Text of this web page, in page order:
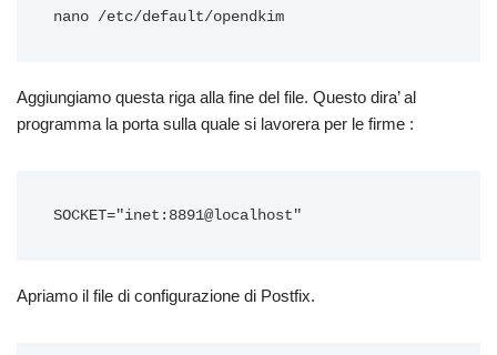
Aggiungiamo questa riga alla fine del file. Questo dira’ al
programma la porta sulla quale si lavorera per le firme :
Apriamo il file di configurazione di Postfix.